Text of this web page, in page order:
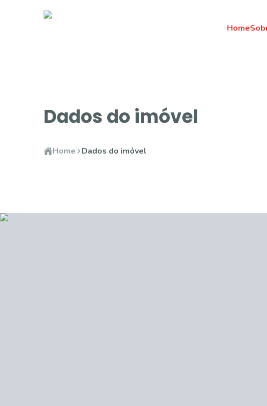
Home
Dados do imóvel
Home Dados do imóvel